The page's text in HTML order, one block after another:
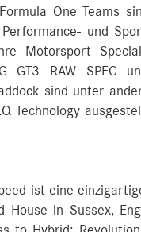
Formula One Teams
und
Motorsport
GT3 RAW SPEC
sind unter
Technology
ist eine
House in Sussex,